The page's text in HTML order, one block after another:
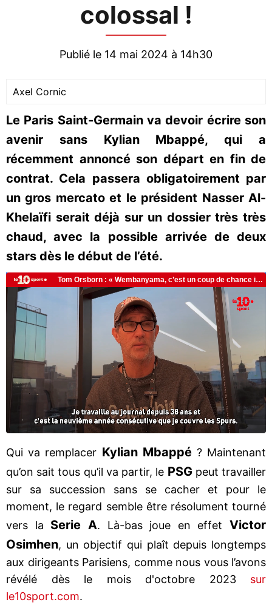
colossal !
Publié le 14 mai 2024 à 14h30
Axel Cornic
Le Paris Saint-Germain va devoir écrire son
avenir sans Kylian Mbappé, qui a
récemment annoncé son départ en fin de
contrat. Cela passera obligatoirement par
un gros mercato et le président Nasser Al-
Khelaïfi serait déjà sur un dossier très très
chaud, avec la possible arrivée de deux
stars dès le début de l’été.
Qui va remplacer Kylian Mbappé? Maintenant
qu’on sait tous qu’il va partir, le PSGpeut travailler
sur sa succession sans se cacher et pour le
moment, le regard semble être résolument tourné
vers la Serie A. Là-bas joue en effet Victor
Osimhen, un objectif qui plaît depuis longtemps
aux dirigeants Parisiens, comme nous vous l’avons
révélé dès le mois d'octobre 2023 sur
le10sport.com.